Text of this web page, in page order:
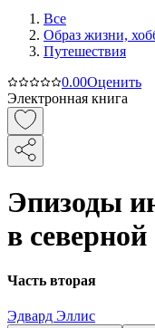
Все
Образ жизни,
Путешествия
0.00Оценить
Электронная книга
Эпизоды
в
Часть вторая
Эдвард Эллис